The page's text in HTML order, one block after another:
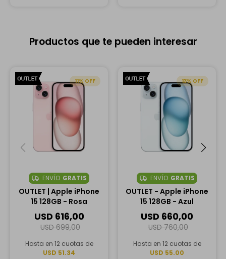
Productos que te pueden interesar
11
ENVÍO GRATIS
OUTLET | Apple iPhone
15 128GB - Rosa
USD 616,00
USD 699,00
Hasta en 12 cuotas de
USD 51.34
13
ENVÍO GRATIS
OUTLET - Apple iPhone
15 128GB - Azul
USD 660,00
USD 760,00
Hasta en 12 cuotas de
USD 55.00